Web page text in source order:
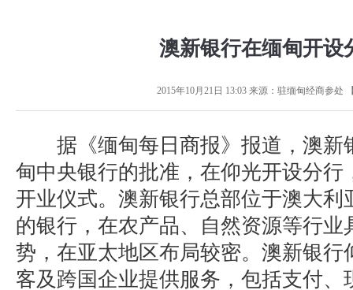
澳新银行在缅甸开设
2015年10月21日 13:03来源： 驻缅甸经商参处
据《缅甸每日商报》报道，澳新
甸中央银行的批准，在仰光开设分行
开业仪式。澳新银行总部位于澳大利
的银行，在农产品、自然资源等行业
势，在亚太地区布局较密。澳新银行
客及跨国企业提供服务，包括支付、